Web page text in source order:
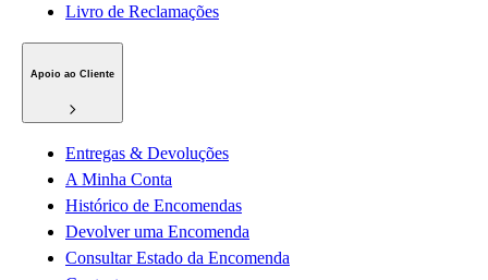
Livro de Reclamações
Apoio ao Cliente
Entregas & Devoluções
A Minha Conta
Histórico de Encomendas
Devolver uma Encomenda
Consultar Estado da Encomenda